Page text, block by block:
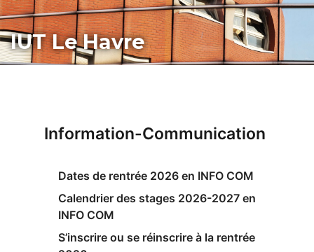
IUT Le Havre
Information-Communication
Dates de rentrée 2026 en INFO COM
Calendrier des stages 2026-2027 en
INFO COM
S’inscrire ou se réinscrire à la rentrée